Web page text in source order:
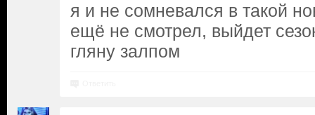
я и не сомневался в такой
ещё не смотрел, выйдет
гляну залпом